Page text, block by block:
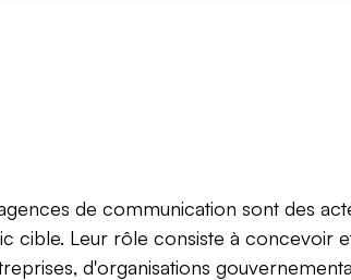
de communication sont des
cible. Leur rôle consiste à concevoir
d'organisations